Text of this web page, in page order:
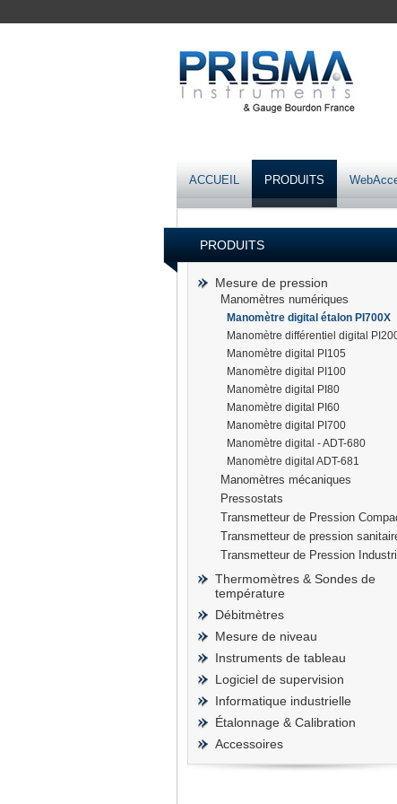
ACCUEIL PRODUITS
PRODUITS
Mesure de pression
Manomètres numériques
Manomètre digital étalon PI700X
Manomètre différentiel digital
Manomètre digital PI105
Manomètre digital PI100
Manomètre digital PI80
Manomètre digital PI60
Manomètre digital PI700
Manomètre digital - ADT-680
Manomètre digital ADT-681
Manomètres mécaniques
Pressostats
Transmetteur de Pression
Transmetteur de pression
Transmetteur de Pression
Thermomètres & Sondes de
température
Débitmètres
Mesure de niveau
Instruments de tableau
Logiciel de supervision
Informatique industrielle
Étalonnage & Calibration
Accessoires